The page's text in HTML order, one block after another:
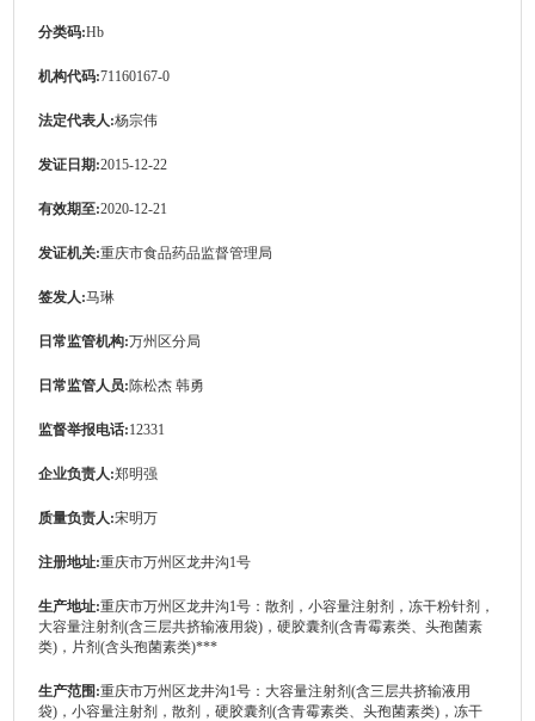
分类码:Hb
机构代码:71160167-0
法定代表人:杨宗伟
发证日期:2015-12-22
有效期至:2020-12-21
发证机关:重庆市食品药品监督管理局
签发人:马琳
日常监管机构:万州区分局
日常监管人员:陈松杰 韩勇
监督举报电话:12331
企业负责人:郑明强
质量负责人:宋明万
注册地址:重庆市万州区龙井沟1号
生产地址:重庆市万州区龙井沟1号：散剂，小容量注射剂，冻干粉针剂，
大容量注射剂(含三层共挤输液用袋)，硬胶囊剂(含青霉素类、头孢菌素
类)，片剂(含头孢菌素类)***
生产范围:重庆市万州区龙井沟1号：大容量注射剂(含三层共挤输液用
袋)，小容量注射剂，散剂，硬胶囊剂(含青霉素类、头孢菌素类)，冻干